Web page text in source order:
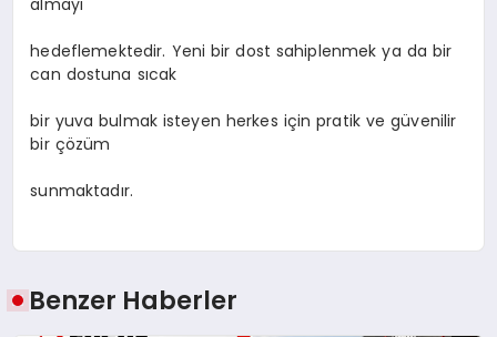
hedeflemektedir. Yeni bir dost sahiplenmek ya da bir
can dostuna sıcak
bir yuva bulmak isteyen herkes için pratik ve güvenilir
bir çözüm
sunmaktadır.
Benzer Haberler